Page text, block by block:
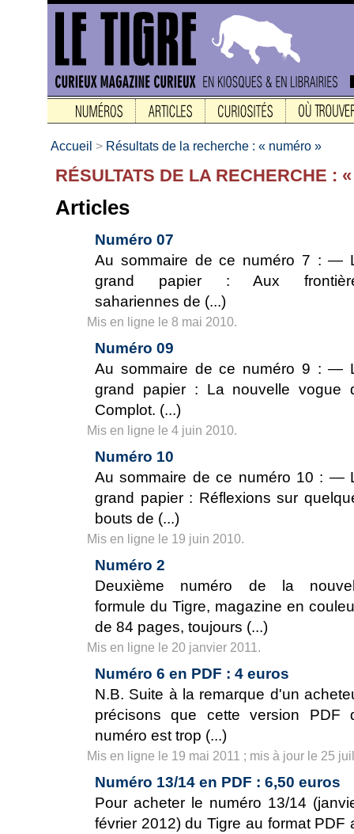
Accueil > Résultats de la recherche : « numéro »
RÉSULTATS DE LA RECHERCHE :
Articles
Numéro 07
Au sommaire de ce numéro 7 : —
grand papier : Aux
sahariennes de (...)
Mis en ligne le 8 mai 2010.
Numéro 09
Au sommaire de ce numéro 9 : —
grand papier : La nouvelle vogue
Complot. (...)
Mis en ligne le 4 juin 2010.
Numéro 10
Au sommaire de ce numéro 10 : —
grand papier : Réflexions sur
bouts de (...)
Mis en ligne le 19 juin 2010.
Numéro 2
Deuxième numéro de la
formule du Tigre, magazine en
de 84 pages, toujours (...)
Mis en ligne le 20 janvier 2011.
Numéro 6 en PDF : 4 euros
N.B. Suite à la remarque d'un
précisons que cette version PDF
numéro est trop (...)
Mis en ligne le 19 mai 2011 ; mis à jour le 25
Numéro 13/14 en PDF : 6,50 euros
Pour acheter le numéro 13/14
février 2012) du Tigre au format PDF